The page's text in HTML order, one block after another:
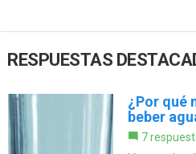
RESPUESTAS
¿Por qué
beber
7